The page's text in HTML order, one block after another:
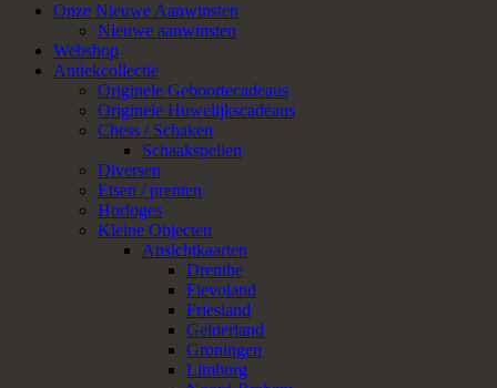
Onze Nieuwe Aanwinsten
Nieuwe aanwinsten
Webshop
Antiekcollectie
Originele Geboortecadeaus
Originele Huwelijkscadeaus
Chess / Schaken
Schaakspellen
Diversen
Etsen / prenten
Horloges
Kleine Objecten
Ansichtkaarten
Drenthe
Flevoland
Friesland
Gelderland
Groningen
Limburg